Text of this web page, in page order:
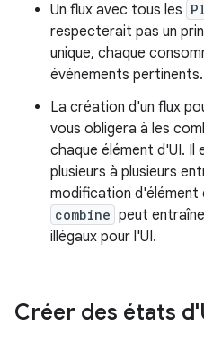
Un flux avec tous les
respecterait pas un
unique, chaque
événements pertinents.
La création d'un flux
vous obligera à les
chaque élément d'UI. Il
plusieurs à plusieurs
modification d'élément
combine peut
illégaux pour l'UI.
Créer des états